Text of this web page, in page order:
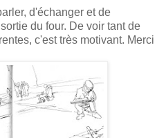
d'échanger et de
du four. De voir tant de
c'est très motivant. Merci